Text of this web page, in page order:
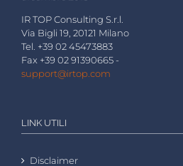
IR TOP Consulting S.r.l.
Via Bigli 19, 20121 Milano
Tel. +39 02 45473883
Fax +39 02 91390665 -
support@irtop.com
LINK UTILI
Disclaimer